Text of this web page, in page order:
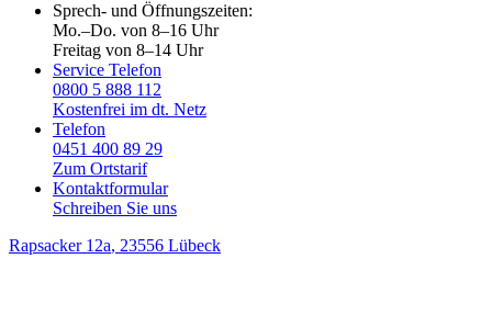
Sprech- und Öffnungszeiten:
Mo.–Do. von 8–16 Uhr
Freitag von 8–14 Uhr
Service Telefon
0800 5 888 112
Kostenfrei im dt. Netz
Telefon
0451 400 89 29
Zum Ortstarif
Kontaktformular
Schreiben Sie uns
Rapsacker 12a, 23556 Lübeck